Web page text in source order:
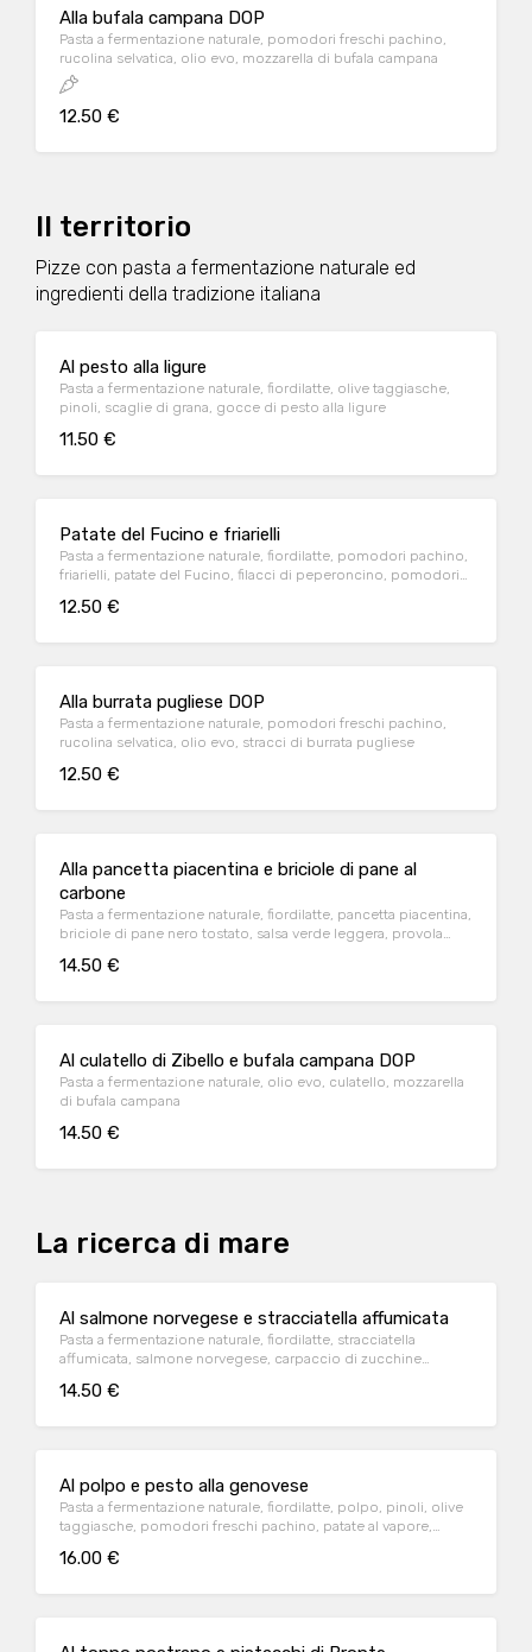
Alla bufala campana DOP
Pasta a fermentazione naturale, pomodori freschi pachino,
rucolina selvatica, olio evo, mozzarella di bufala campana
12.50 €
Il territorio
Pizze con pasta a fermentazione naturale ed
ingredienti della tradizione italiana
Al pesto alla ligure
Pasta a fermentazione naturale, fiordilatte, olive taggiasche,
pinoli, scaglie di grana, gocce di pesto alla ligure
11.50 €
Patate del Fucino e friarielli
Pasta a fermentazione naturale, fiordilatte, pomodori pachino,
friarielli, patate del Fucino, filacci di peperoncino, pomodori
12.50 €
Alla burrata pugliese DOP
Pasta a fermentazione naturale, pomodori freschi pachino,
rucolina selvatica, olio evo, stracci di burrata pugliese
12.50 €
Alla pancetta piacentina e briciole di pane al
carbone
Pasta a fermentazione naturale, fiordilatte, pancetta piacentina,
briciole di pane nero tostato, salsa verde leggera, provola
14.50 €
Al culatello di Zibello e bufala campana DOP
Pasta a fermentazione naturale, olio evo, culatello, mozzarella
di bufala campana
14.50 €
La ricerca di mare
Al salmone norvegese e stracciatella affumicata
Pasta a fermentazione naturale, fiordilatte, stracciatella
affumicata, salmone norvegese, carpaccio di zucchine
14.50 €
Al polpo e pesto alla genovese
Pasta a fermentazione naturale, fiordilatte, polpo, pinoli, olive
taggiasche, pomodori freschi pachino, patate al vapore,
16.00 €